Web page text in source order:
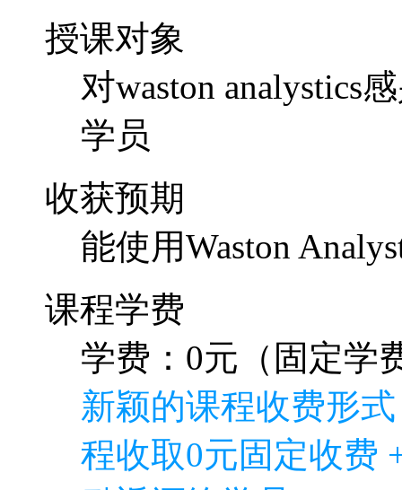
授课对象
对waston analystics
学员
收获预期
能使用Waston
课程学费
学费：0元（固定学
新颖的课程收费形
程收取0元固定收费